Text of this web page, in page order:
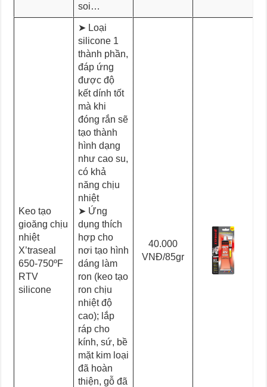
soi…
Keo tạo
gioăng chịu
nhiệt
X’traseal
650-750ºF
RTV
silicone
➤ Loại
silicone 1
thành phần,
đáp ứng
được độ
kết dính tốt
mà khi
đóng rắn sẽ
tạo thành
hình dạng
như cao su,
có khả
năng chịu
nhiệt
➤ Ứng
dụng thích
hợp cho
nơi tạo hình
dáng làm
ron (keo tạo
ron chịu
nhiệt độ
cao); lắp
ráp cho
kính, sứ, bề
mặt kim loại
đã hoàn
thiện, gỗ đã
40.000
VNĐ/85gr